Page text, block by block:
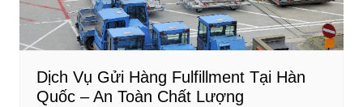
Dịch Vụ Gửi Hàng Fulfillment Tại Hàn
Quốc – An Toàn Chất Lượng